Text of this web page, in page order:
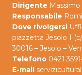
Dirigente
Responsabile
Dove rivolgersi
piazzetta Jesolo 1
30016 – Jesolo –
Telefono 0421
E-mail